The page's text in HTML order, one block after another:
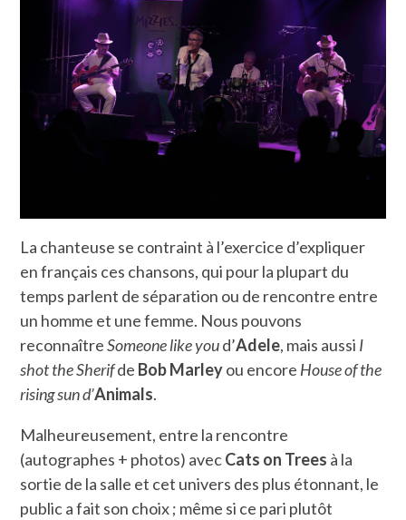
La chanteuse se contraint à l’exercice d’expliquer
en français ces chansons, qui pour la plupart du
temps parlent de séparation ou de rencontre entre
un homme et une femme. Nous pouvons
reconnaîtreSomeone like youd’Adele, mais aussi I
shot the Sherifde Bob Marleyou encore House of the
rising sun d’Animals.
Malheureusement, entre la rencontre
(autographes + photos) avecCats on Trees à la
sortie de la salle et cet univers des plus étonnant, le
public a fait son choix ; même si ce pari plutôt